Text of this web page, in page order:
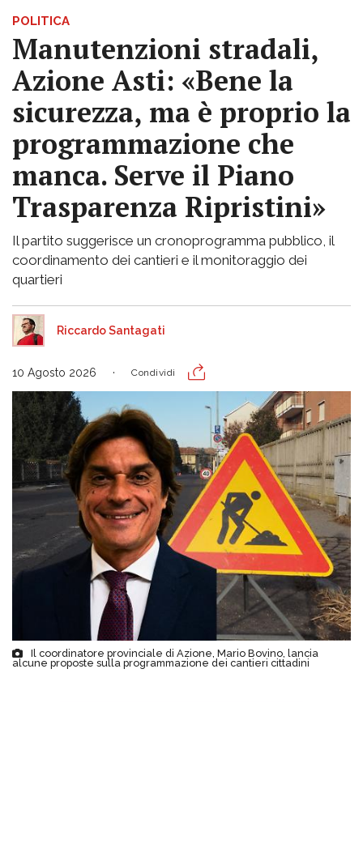
POLITICA
Manutenzioni stradali,
Azione Asti: «Bene la
sicurezza, ma è proprio la
programmazione che
manca. Serve il Piano
Trasparenza Ripristini»
Il partito suggerisce un cronoprogramma pubblico, il
coordinamento dei cantieri e il monitoraggio dei
quartieri
Riccardo Santagati
10 Agosto 2026 Condividi
Il coordinatore provinciale di Azione, Mario Bovino, lancia
alcune proposte sulla programmazione dei cantieri cittadini